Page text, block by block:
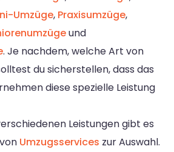
Umzüge, Praxisumzüge,
und
. Je nachdem, welche Art von
du sicherstellen, dass das
diese spezielle Leistung
Leistungen gibt es
Umzugsservices zur Auswahl.